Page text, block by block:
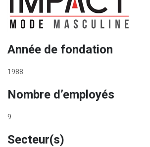
Année de fondation
1988
Nombre d’employés
9
Secteur(s)